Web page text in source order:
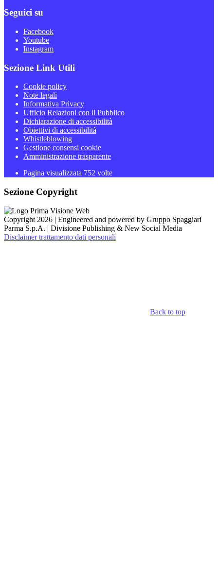
Seguici su
Facebook
Youtube
Instagram
Sezione Link Utili
Cookie policy
Note legali
Informativa Privacy
Ufficio Relazioni con il Pubblico
Dichiarazione di accessibilità
Obiettivi di accessibilità
Whistleblowing
Gestione consensi cookie
Amministrazione trasparente
Pagina visualizzata 752 volte
Sezione Copyright
Copyright 2026 | Engineered and powered by Gruppo Spaggiari
Parma S.p.A. | Divisione Publishing & New Social Media
Disclaimer trattamento dati personali
Back to top